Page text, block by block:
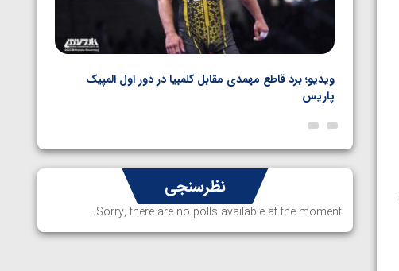
ویدیو؛ برد قاطع مهمدی مقابل کلمبیا در دور اول المپیک
پاریس
نظرسنجی
Sorry, there are no polls available at the moment.